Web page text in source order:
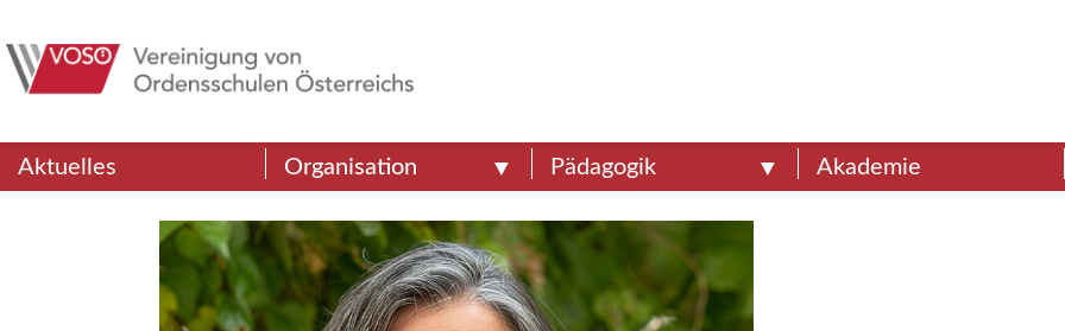
Aktuelles Organisation Pädagogik Akademie